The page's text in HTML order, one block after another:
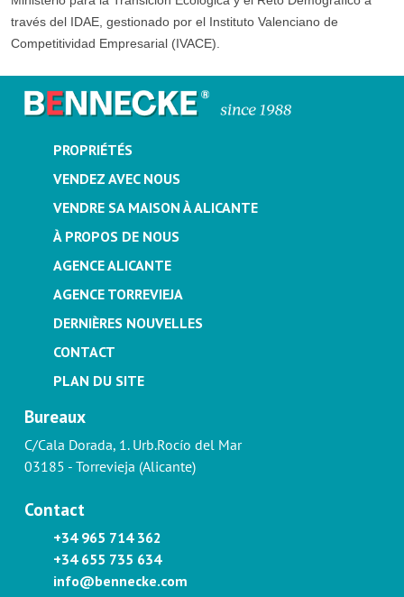
través del IDAE, gestionado por el Instituto Valenciano de
Competitividad Empresarial (IVACE).
PROPRIÉTÉS
VENDEZ AVEC NOUS
VENDRE SA MAISON À ALICANTE
À PROPOS DE NOUS
AGENCE ALICANTE
AGENCE TORREVIEJA
DERNIÈRES NOUVELLES
CONTACT
PLAN DU SITE
Bureaux
C/Cala Dorada, 1. Urb.Rocío del Mar
03185 - Torrevieja (Alicante)
Contact
+34 965 714 362
+34 655 735 634
info@bennecke.com